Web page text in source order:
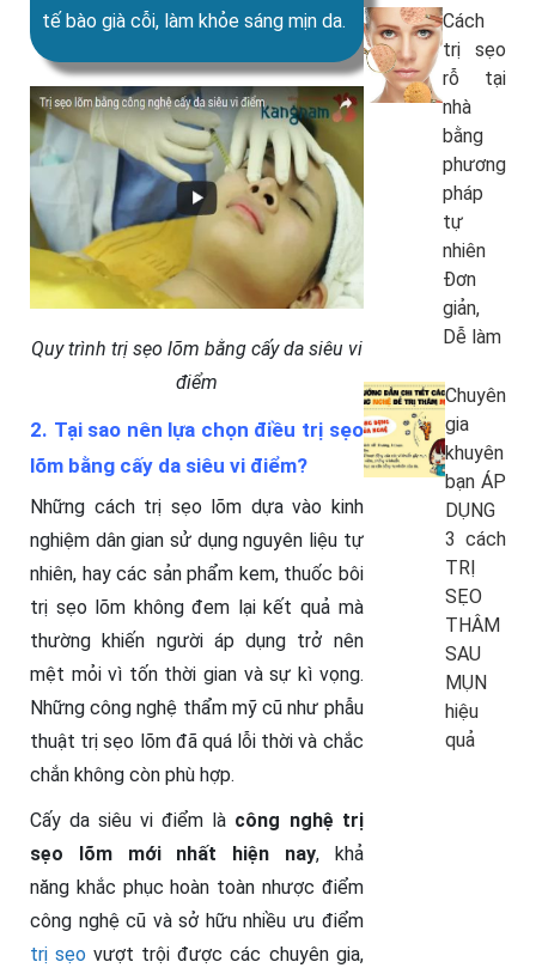
tế bào già cỗi, làm khỏe sáng mịn da.
Quy trình trị sẹo lõm bằng cấy da siêu vi
điểm
2. Tại sao nên lựa chọn điều trị sẹo
lõm bằng cấy da siêu vi điểm?
Những cách trị sẹo lõm dựa vào kinh
nghiệm dân gian sử dụng nguyên liệu tự
nhiên, hay các sản phẩm kem, thuốc bôi
trị sẹo lõm không đem lại kết quả mà
thường khiến người áp dụng trở nên
mệt mỏi vì tốn thời gian và sự kì vọng.
Những công nghệ thẩm mỹ cũ như phẫu
thuật trị sẹo lõm đã quá lỗi thời và chắc
chắn không còn phù hợp.
Cấy da siêu vi điểm là công nghệ trị
sẹo lõm mới nhất hiện nay, khả
năng khắc phục hoàn toàn nhược điểm
công nghệ cũ và sở hữu nhiều ưu điểm
trị sẹo vượt trội được các chuyên gia,
Cách
trị sẹo
rỗ tại
nhà
bằng
phương
pháp
tự
nhiên
Đơn
giản,
Dễ làm
Chuyên
gia
khuyên
bạn ÁP
DỤNG
3 cách
TRỊ
SẸO
THÂM
SAU
MỤN
hiệu
quả